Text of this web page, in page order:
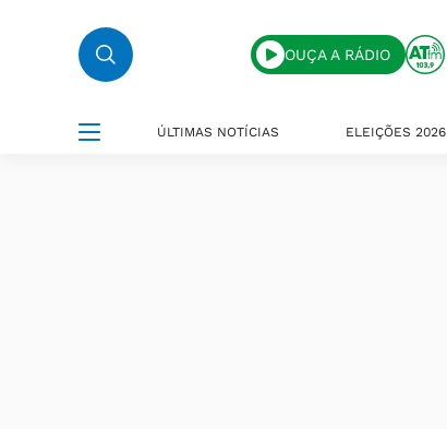
OUÇA A RÁDIO
ÚLTIMAS NOTÍCIAS ELEIÇÕES 2026